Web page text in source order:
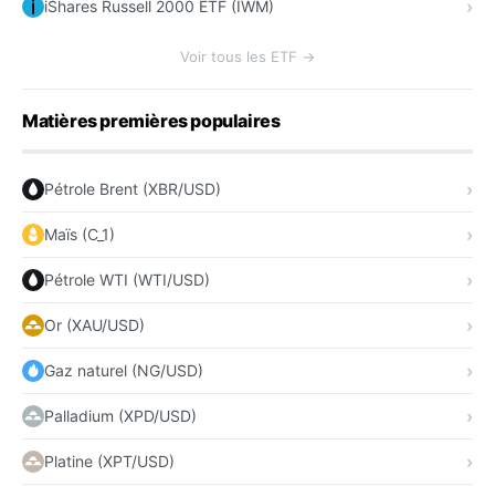
iShares Russell 2000 ETF (IWM)
Voir tous les ETF →
Matières premières populaires
Pétrole Brent (XBR/USD)
Maïs (C_1)
Pétrole WTI (WTI/USD)
Or (XAU/USD)
Gaz naturel (NG/USD)
Palladium (XPD/USD)
Platine (XPT/USD)